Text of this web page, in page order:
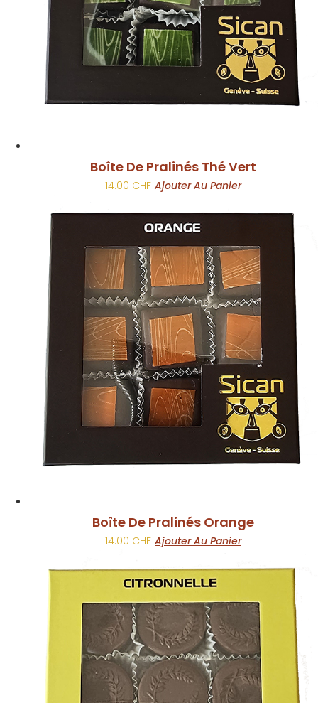
Boîte De Pralinés Thé Vert
14.00 CHF Ajouter Au Panier
Boîte De Pralinés Orange
14.00 CHF Ajouter Au Panier